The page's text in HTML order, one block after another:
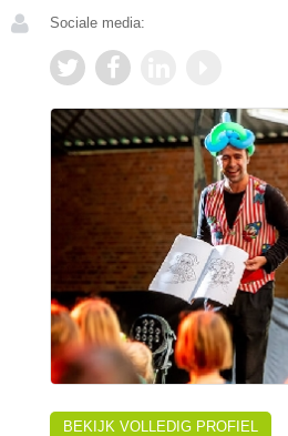
Sociale media:
BEKIJK VOLLEDIG PROFIEL